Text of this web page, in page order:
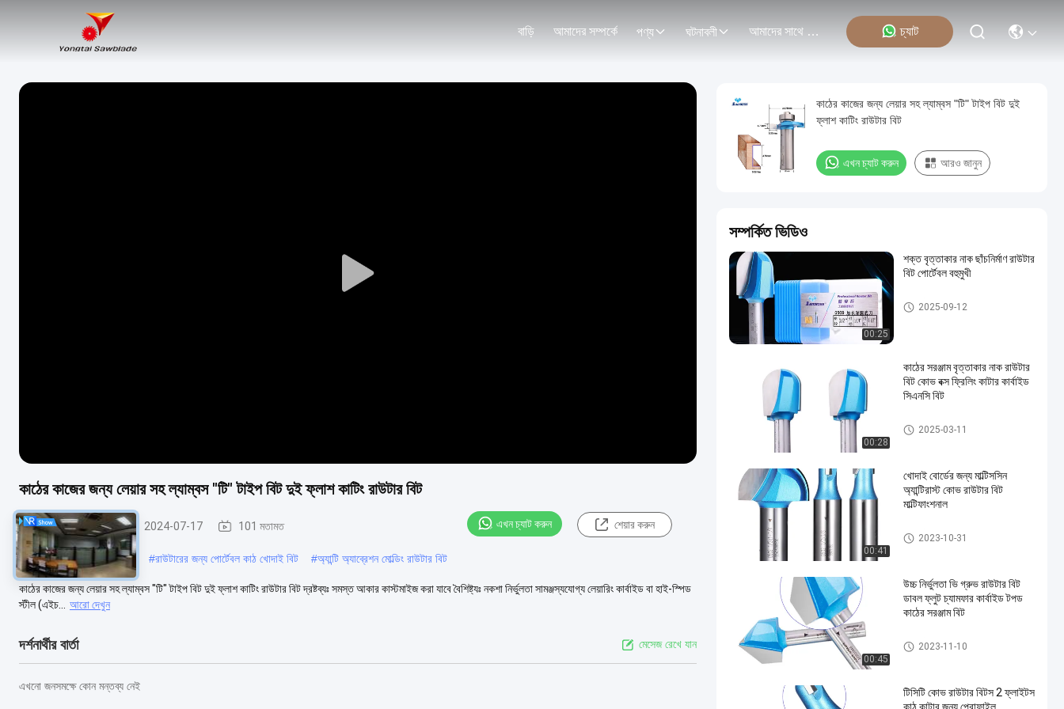
বাড়ি আমাদের সম্পর্কে পণ্য ঘটনাবলী আমাদের সাথে যোগাযোগ চ্যাট
Play
কাঠের কাজের জন্য লেয়ার সহ ল্যাম্বস "টি" টাইপ বিট দুই ফ্লাশ কাটিং রাউটার বিট
ছাঁচনির্মাণ রাউটার বিট 2024-07-17 101 মতামত এখন চ্যাট করুন শেয়ার করুন
#জারা প্রতিরোধী ভি রাউটার বিট #রাউটারের জন্য পোর্টেবল কাঠ খোদাই বিট #অ্যান্টি অ্যাব্রেশন মোল্ডিং রাউটার বিট
কাঠের কাজের জন্য লেয়ার সহ ল্যাম্বস "টি" টাইপ বিট দুই ফ্লাশ কাটিং রাউটার বিট দ্রষ্টব্যঃ সমস্ত আকার কাস্টমাইজ করা যাবে বৈশিষ্ট্যঃ নকশা নির্ভুলতা সামঞ্জস্যযোগ্য লেয়ারিং কার্বাইড বা হাই-স্পিড
স্টীল (এইচ...
আরো দেখুন
দর্শনার্থীর বার্তা মেসেজ রেখে যান
এখনো জনসমক্ষে কোন মন্তব্য নেই
কাঠের কাজের জন্য লেয়ার সহ ল্যাম্বস "টি" টাইপ বিট দুই
ফ্লাশ কাটিং রাউটার বিট
এখন চ্যাট করুন আরও জানুন
সম্পর্কিত ভিডিও
00:25
শক্ত বৃত্তাকার নাক ছাঁচনির্মাণ রাউটার
বিট পোর্টেবল বহুমুখী
ছাঁচনির্মাণ রাউটার বিট
2025-09-12
00:28
কাঠের সরঞ্জাম বৃত্তাকার নাক রাউটার
বিট কোভ বক্স ফ্রিলিং কাটার কার্বাইড
সিএনসি বিট
ছাঁচনির্মাণ রাউটার বিট
2025-03-11
00:41
খোদাই বোর্ডের জন্য মাল্টিসসিন
অ্যান্টিরাস্ট কোভ রাউটার বিট
মাল্টিফাংশনাল
ছাঁচনির্মাণ রাউটার বিট
2023-10-31
00:45
উচ্চ নির্ভুলতা ভি গ্রুভ রাউটার বিট
ডাবল ফ্লুট চ্যামফার কার্বাইড টপড
কাঠের সরঞ্জাম বিট
ছাঁচনির্মাণ রাউটার বিট
2023-11-10
টিসিটি কোভ রাউটার বিটস 2 ফ্লাইটস